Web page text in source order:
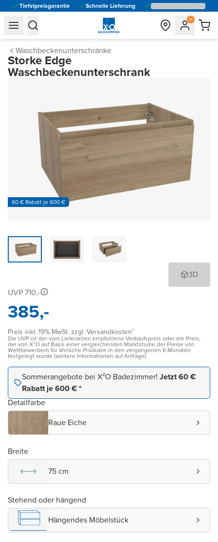
Tiefstpreisgarantie Schnelle Lieferung
general.navigation.toggle_menu.label
general.navigation.toggle_menu.label
Waschbeckenunterschränke
Storke Edge
Waschbeckenunterschrank
60 € Rabatt je 600 €
3D
UVP 710,-
385,-
Preis inkl. 19% MwSt. zzgl. Versandkosten¹
Die UVP ist der vom Lieferanten empfohlene Verkaufspreis oder ein Preis,
der von X²O auf Basis einer vergleichenden Marktstudie der Preise von
Wettbewerbern für ähnliche Produkte in den vergangenen 6 Monaten
festgelegt wurde (weitere Informationen auf Anfrage)
Sommerangebote bei X²O Badezimmer! Jetzt 60 €
Rabatt je 600 € *
Detailfarbe
Raue Eiche
Breite
75 cm
Stehend oder hängend
Hängendes Möbelstück